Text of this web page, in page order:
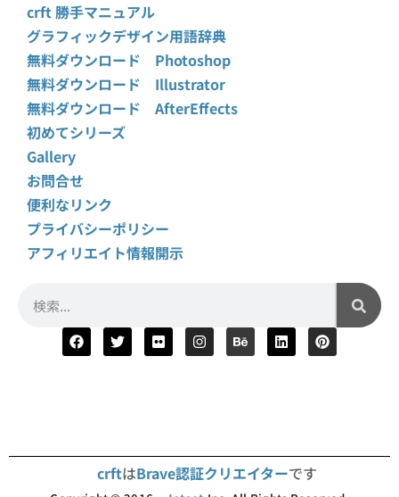
crft 勝手マニュアル
グラフィックデザイン用語辞典
無料ダウンロード Photoshop
無料ダウンロード Illustrator
無料ダウンロード AfterEffects
初めてシリーズ
Gallery
お問合せ
便利なリンク
プライバシーポリシー
アフィリエイト情報開示
crftはBrave認証クリエイターです